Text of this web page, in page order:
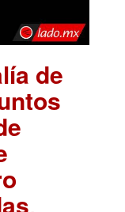
de
.